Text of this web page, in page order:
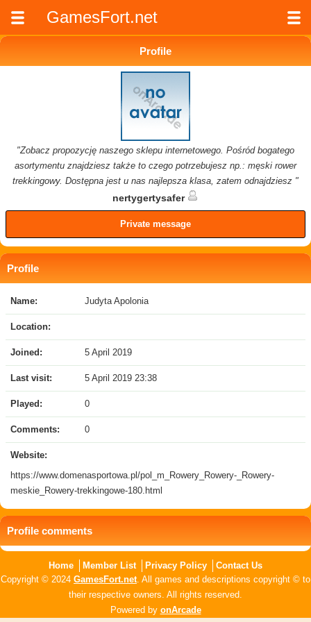
GamesFort.net
Profile
"Zobacz propozycję naszego sklepu internetowego. Pośród bogatego
asortymentu znajdziesz także to czego potrzebujesz np.: męski rower
trekkingowy. Dostępna jest u nas najlepsza klasa, zatem odnajdziesz "
nertygertysafer
Private message
Profile
Name: Judyta Apolonia
Location:
Joined: 5 April 2019
Last visit: 5 April 2019 23:38
Played: 0
Comments: 0
Website:
https://www.domenasportowa.pl/pol_m_Rowery_Rowery-_Rowery-
meskie_Rowery-trekkingowe-180.html
Profile comments
Home Member List Privacy Policy
Contact Us
Copyright © 2024 GamesFort.net. All games and descriptions copyright © to
their respective owners. All rights reserved.
Powered by onArcade